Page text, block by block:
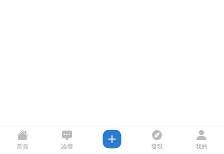
首頁 論壇 發現 我的